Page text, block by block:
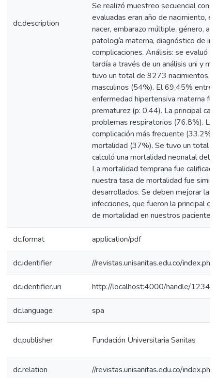
dc.description
Se realizó muestreo secuencial
evaluadas eran año de nacimiento,
nacer, embarazo múltiple, género,
patología materna, diagnóstico de
complicaciones. Análisis: se evaluó
tardía a través de un análisis uni y
tuvo un total de 9273 nacimientos,
masculinos (54%). El 69.45% entre
enfermedad hipertensiva materna
prematurez (p: 0.44). La principal
problemas respiratorios (76.8%). La
complicación más frecuente (33.2%)
mortalidad (37%). Se tuvo un total
calculó una mortalidad neonatal del
La mortalidad temprana fue
nuestra tasa de mortalidad fue
desarrollados. Se deben mejorar las
infecciones, que fueron la principal
de mortalidad en nuestros pacientes.
dc.format application/pdf
dc.identifier //revistas.unisanitas.edu.co/
dc.identifier.uri http://localhost:4000/handle/
dc.language spa
dc.publisher Fundación Universitaria Sanitas
dc.relation //revistas.unisanitas.edu.co/